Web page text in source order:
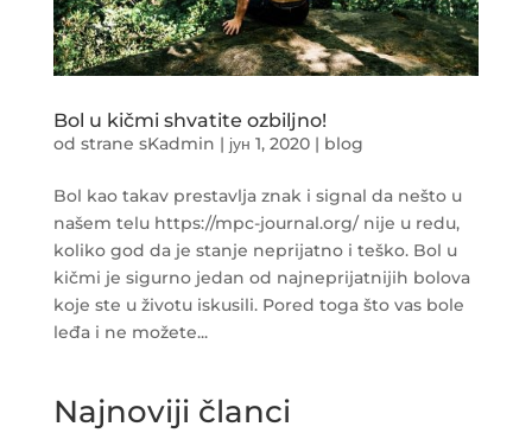
Bol u kičmi shvatite ozbiljno!
od strane sKadmin | јун 1, 2020| blog
Bol kao takav prestavlja znak i signal da nešto u
našem telu https://mpc-journal.org/ nije u redu,
koliko god da je stanje neprijatno i teško. Bol u
kičmi je sigurno jedan od najneprijatnijih bolova
koje ste u životu iskusili. Pored toga što vas bole
leđa i ne možete...
Najnoviji članci